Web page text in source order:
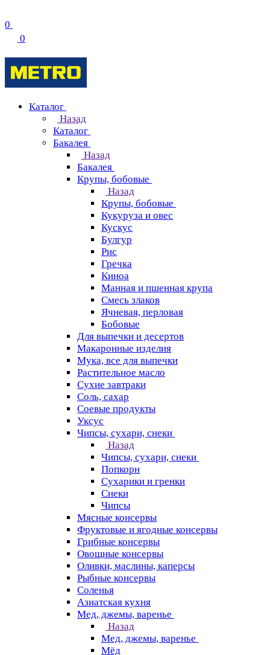
0
0
Каталог
Назад
Каталог
Бакалея
Назад
Бакалея
Крупы, бобовые
Назад
Крупы, бобовые
Кукуруза и овес
Кускус
Булгур
Рис
Гречка
Киноа
Манная и пшенная крупа
Смесь злаков
Ячневая, перловая
Бобовые
Для выпечки и десертов
Макаронные изделия
Мука, все для выпечки
Растительное масло
Сухие завтраки
Соль, сахар
Соевые продукты
Уксус
Чипсы, сухари, снеки
Назад
Чипсы, сухари, снеки
Попкорн
Сухарики и гренки
Снеки
Чипсы
Мясные консервы
Фруктовые и ягодные консервы
Грибные консервы
Овощные консервы
Оливки, маслины, каперсы
Рыбные консервы
Соленья
Азиатская кухня
Мед, джемы, варенье
Назад
Мед, джемы, варенье
Мёд